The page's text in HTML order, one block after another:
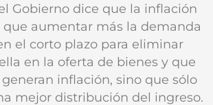
Gobierno dice que la inflación
que aumentar más la demanda
el corto plazo para eliminar
en la oferta de bienes y que
inflación, sino que sólo
mejor distribución del ingreso.